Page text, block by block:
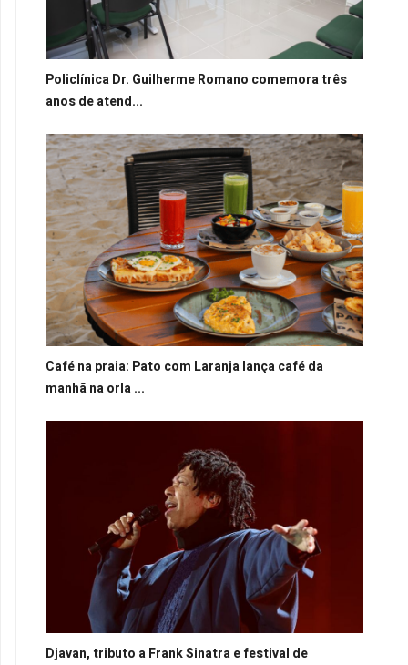
Policlínica Dr. Guilherme Romano comemora três
anos de atend...
Café na praia: Pato com Laranja lança café da
manhã na orla ...
Djavan, tributo a Frank Sinatra e festival de